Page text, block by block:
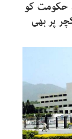
حکومت کو
پر بھی